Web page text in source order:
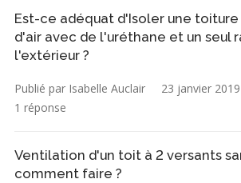
Est-ce adéquat d'Isoler une toiture
d'air avec de l'uréthane et un seul
l'extérieur ?
Publié par Isabelle Auclair 23 janvier 2019
1 réponse
Ventilation d'un toit à 2 versants
comment faire ?